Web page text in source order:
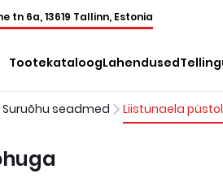
tn 6a, 13619 Tallinn, Estonia
TootekataloogLahendused
Suruõhu seadmed